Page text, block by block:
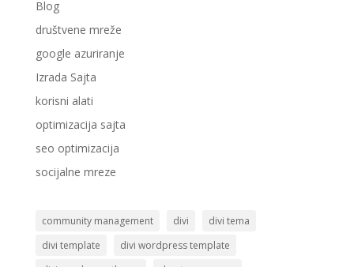
Blog
društvene mreže
google azuriranje
Izrada Sajta
korisni alati
optimizacija sajta
seo optimizacija
socijalne mreze
community management divi
divi tema
divi template
divi wordpress template